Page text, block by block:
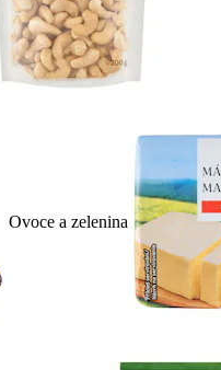
Ovoce a zelenina